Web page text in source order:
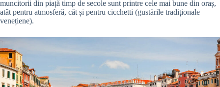
muncitorii din piață timp de secole sunt printre cele mai bune din oraș,
atât pentru atmosferă, cât și pentru cicchetti (gustările tradiționale
venețiene).